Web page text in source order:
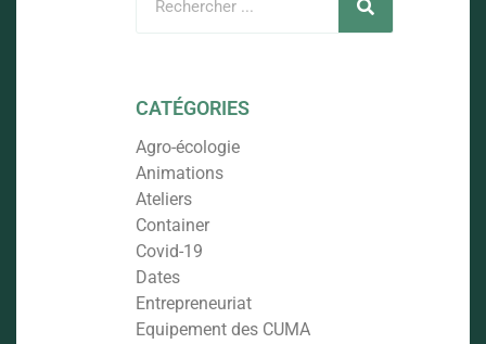
CATÉGORIES
Agro-écologie
Animations
Ateliers
Container
Covid-19
Dates
Entrepreneuriat
Equipement des CUMA